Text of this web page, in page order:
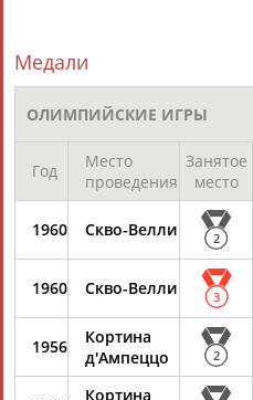
Каримжан
АБДРАХМАНОВ
Аделя
Медали
ОЛИМПИЙСКИЕ ИГРЫ
Год
Место
проведения
Занятое
место
1960 Скво-Велли 2
1960 Скво-Велли 3
1956
Кортина
д'Ампеццо
2
Кортина